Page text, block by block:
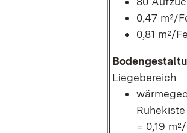
0,47 m²/
0,81 m²/
Liegebereich
= 0,19